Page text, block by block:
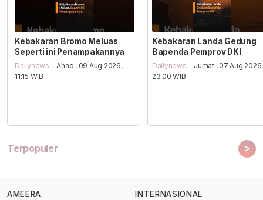
Kebakaran Bromo Meluas
Seperti ini Penampakannya
Dailynews - Ahad , 09 Aug 2026,
11:15 WIB
Kebakaran Landa Gedung
Bapenda Pemprov DKI
Dailynews - Jumat , 07 Aug 2026,
23:00 WIB
Terpopuler >
AMEERA
INTERNASIONAL